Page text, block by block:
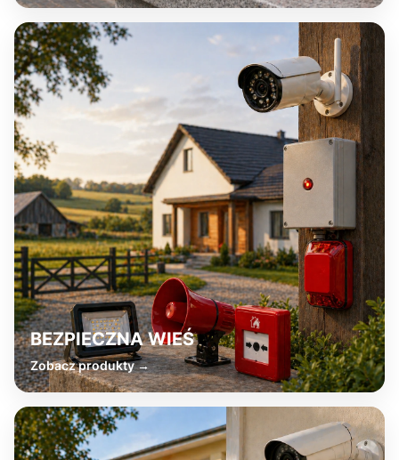
BEZPIECZNA WIEŚ
Zobacz produkty